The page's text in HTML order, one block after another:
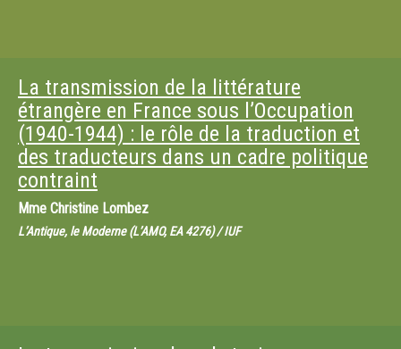
La transmission de la littérature
étrangère en France sous l’Occupation
(1940-1944) : le rôle de la traduction et
des traducteurs dans un cadre politique
contraint
Mme Christine Lombez
L’Antique, le Moderne (L’AMO, EA 4276) / IUF